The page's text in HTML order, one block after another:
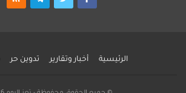
الرئيسية أخبار وتقارير تدوين حر